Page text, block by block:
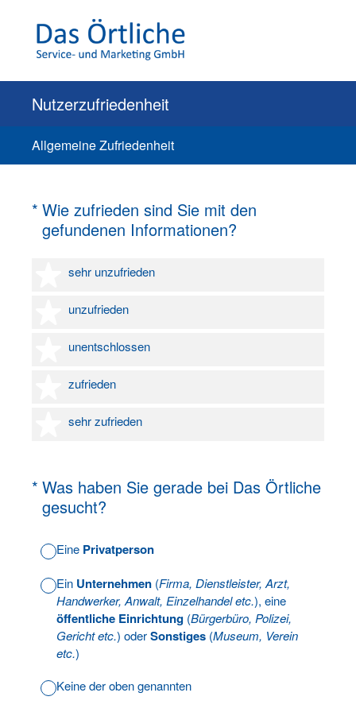
Nutzerzufriedenheit
Allgemeine Zufriedenheit
* Wie zufrieden sind Sie mit den
gefundenen Informationen?
(Erforderlich.)
sehr unzufrieden
1 Stern
unzufrieden
2 Sterne
unentschlossen
3 Sterne
zufrieden
4 Sterne
sehr zufrieden
5 Sterne
* Was haben Sie gerade bei Das Örtliche
gesucht?
(Erforderlich.)
Eine Privatperson
Ein Unternehmen (Firma, Dienstleister, Arzt,
Handwerker, Anwalt, Einzelhandel etc.), eine
öffentliche Einrichtung (Bürgerbüro, Polizei,
Gericht etc.) oderSonstiges (Museum, Verein
etc.)
Keine der oben genannten